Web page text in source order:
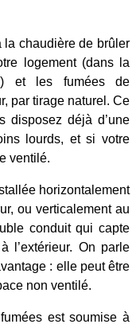
la chaudière de brûler
logement (dans la
et les fumées de
par tirage naturel. Ce
disposez déjà d’une
lourds, et si votre
ventilé.
horizontalement
ou verticalement au
conduit qui capte
l’extérieur. On parle
: elle peut être
non ventilé.
est soumise à